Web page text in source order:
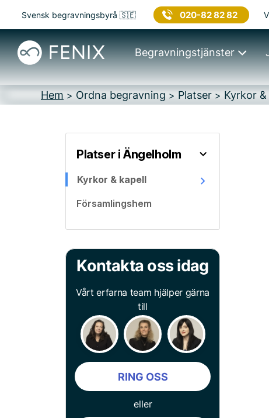
Svensk begravningsbyrå 🇸🇪 020-82 82 82
Begravningstjänster
Hem > Ordna begravning > Platser > Kyrkor
Platser i Ängelholm
Kyrkor & kapell
Församlingshem
Kontakta oss idag
Vårt erfarna team hjälper gärna
till
RING OSS
eller